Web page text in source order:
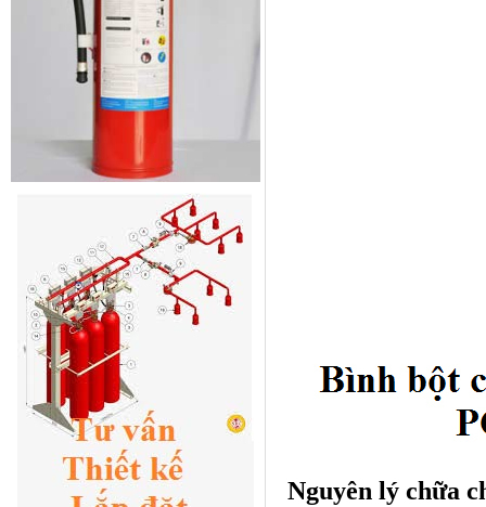
Nguyên lý chữa